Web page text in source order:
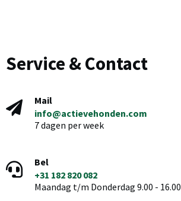
Service & Contact
Mail
info@actievehonden.com
7 dagen per week
Bel
+31 182 820 082
Maandag t/m Donderdag 9.00 - 16.00